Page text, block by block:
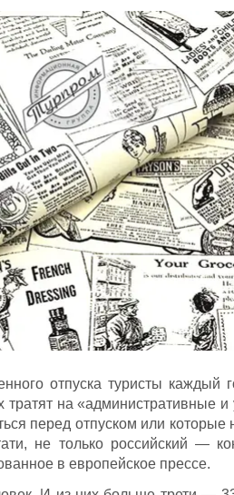
отпуска туристы каждый
тратят на «административные
перед отпуском или которые
не только российский —
в европейское прессе.